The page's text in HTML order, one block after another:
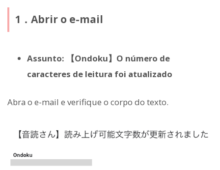
1．Abrir o e-mail
Assunto: 【Ondoku】O número de
caracteres de leitura foi atualizado
Abra o e-mail e verifique o corpo do texto.